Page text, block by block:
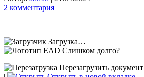
2 комментария
Загрузка…
Слишком долго?
Перезагрузить документ